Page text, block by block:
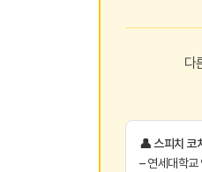
다
👤 스피치 코
– 연세대학교